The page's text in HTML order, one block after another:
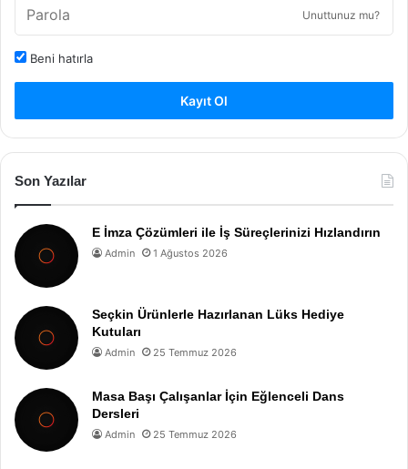
Unuttunuz mu?
Beni hatırla
Kayıt Ol
Son Yazılar
E İmza Çözümleri ile İş Süreçlerinizi Hızlandırın
Admin 1 Ağustos 2026
Seçkin Ürünlerle Hazırlanan Lüks Hediye
Kutuları
Admin 25 Temmuz 2026
Masa Başı Çalışanlar İçin Eğlenceli Dans
Dersleri
Admin 25 Temmuz 2026